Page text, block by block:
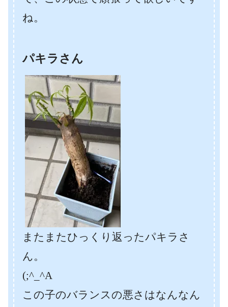
ね。
パキラさん
またまたひっくり返ったパキラさ
ん。
(;^_^A
この子のバランスの悪さはなんなん